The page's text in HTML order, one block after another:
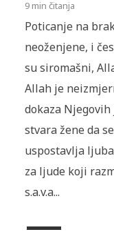
9 min čitanja
Poticanje na
neoženjene, i
su siromašni,
Allah je
dokaza Njegovih
stvara žene da
uspostavlja
za ljude koji
s.a.v.a...